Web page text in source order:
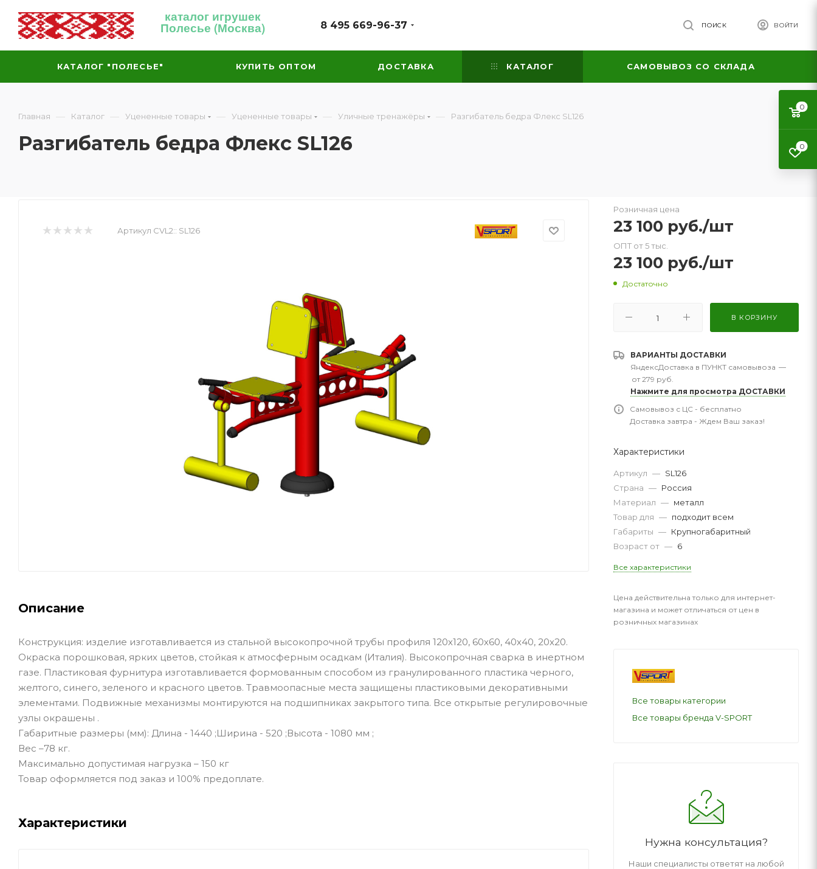
каталог игрушек
Полесье (Москва) 8 495 669-96-37 ВОЙТИ
ПОИСК
КАТАЛОГ "ПОЛЕСЬЕ" КУПИТЬ ОПТОМ ДОСТАВКА КАТАЛОГ САМОВЫВОЗ СО СКЛАДА
Главная — Каталог — Уцененные товары — Уцененные товары — Уличные тренажёры — Разгибатель бедра Флекс SL126
Разгибатель бедра Флекс SL126
Артикул CVL2:: SL126
Описание
Конструкция: изделие изготавливается из стальной высокопрочной трубы профиля 120х120, 60х60, 40х40, 20х20.
Окраска порошковая, ярких цветов, стойкая к атмосферным осадкам (Италия). Высокопрочная сварка в инертном
газе. Пластиковая фурнитура изготавливается формованным способом из гранулированного пластика черного,
желтого, синего, зеленого и красного цветов. Травмоопасные места защищены пластиковыми декоративными
элементами. Подвижные механизмы монтируются на подшипниках закрытого типа. Все открытые регулировочные
узлы окрашены .
Габаритные размеры (мм): Длина - 1440 ;Ширина - 520 ;Высота - 1080 мм ;
Вес –78 кг.
Максимально допустимая нагрузка – 150 кг
Товар оформляется под заказ и 100% предоплате.
Характеристики
Розничная цена
23 100 руб./шт
ОПТ от 5 тыс.
23 100 руб./шт
Достаточно
В КОРЗИНУ
ВАРИАНТЫ ДОСТАВКИ
ЯндексДоставка в ПУНКТ самовывоза —
от 279 руб.
Нажмите для просмотра ДОСТАВКИ
Самовывоз с ЦС - бесплатно
Доставка завтра - Ждем Ваш заказ!
Характеристики
Артикул — SL126
Страна — Россия
Материал — металл
Товар для — подходит всем
Габариты — Крупногабаритный
Возраст от — 6
Все характеристики
Цена действительна только для интернет-
магазина и может отличаться от цен в
розничных магазинах
Все товары категории
Все товары бренда V-SPORT
Нужна консультация?
Наши специалисты ответят на любой
0
0